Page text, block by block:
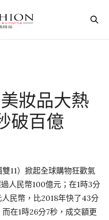
妝品大熱
破百億
雙11）掀起全球購物狂歡氣
人民幣100億元；在1時3分
民幣，比2018年快了43分
在1時26分7秒，成交額更